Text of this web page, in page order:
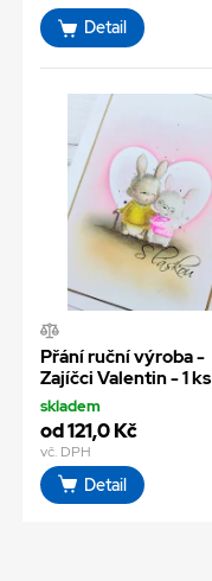
Detail
Přání ruční výroba -
Zajíčci Valentin - 1 ks
skladem
od 121,0 Kč
vč. DPH
Detail